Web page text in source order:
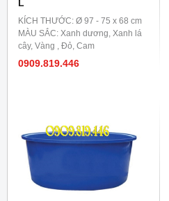
L
KÍCH THƯỚC: Ø 97 - 75 x 68 cm
MÀU SẮC: Xanh dương, Xanh lá
cây, Vàng , Đỏ, Cam
0909.819.446